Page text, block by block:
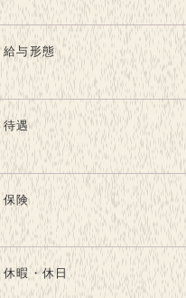
給与形態
待遇
保険
休暇・休日